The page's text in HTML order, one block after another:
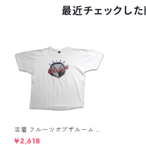
最近チェックし
古着 フルーツオブザルーム D
RINK Okoboji プリントTシャ
¥2,618